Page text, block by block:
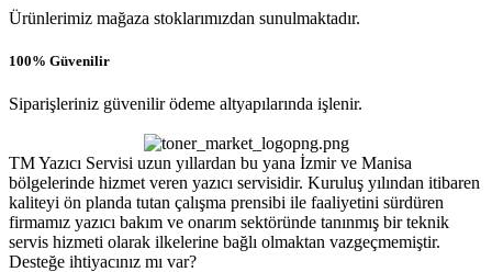
Ürünlerimiz mağaza stoklarımızdan sunulmaktadır.
100% Güvenilir
Siparişleriniz güvenilir ödeme altyapılarında işlenir.
TM Yazıcı Servisi uzun yıllardan bu yana İzmir ve Manisa
bölgelerinde hizmet veren yazıcı servisidir. Kuruluş yılından itibaren
kaliteyi ön planda tutan çalışma prensibi ile faaliyetini sürdüren
firmamız yazıcı bakım ve onarım sektöründe tanınmış bir teknik
servis hizmeti olarak ilkelerine bağlı olmaktan vazgeçmemiştir.
Desteğe ihtiyacınız mı var?